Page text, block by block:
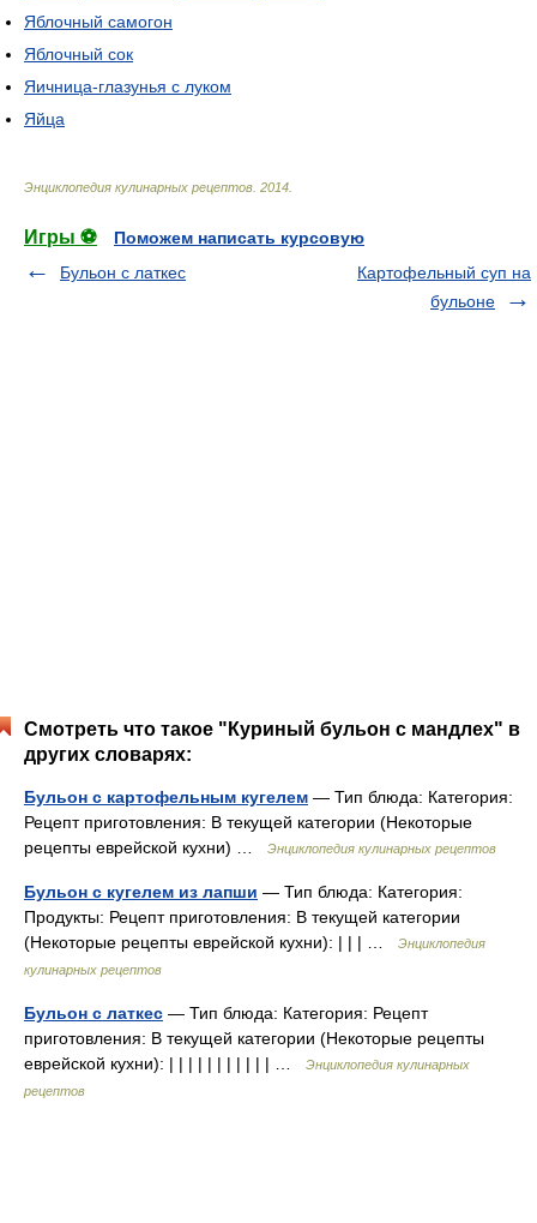
Яблочный самогон
Яблочный сок
Яичница-глазунья с луком
Яйца
Энциклопедия кулинарных рецептов 2014
Игры ⚽
Поможем написать курсовую
Бульон с латкес
Картофельный суп на
бульоне
Смотреть что такое "Куриный бульон с мандлех" в
других словарях:
Бульон с картофельным кугелем — Тип блюда: Категория:
Рецепт приготовления: В текущей категории (Некоторые
рецепты еврейской кухни) …
Энциклопедия кулинарных рецептов
Бульон с кугелем из лапши — Тип блюда: Категория:
Продукты: Рецепт приготовления: В текущей категории
(Некоторые рецепты еврейской кухни): | | | …
Энциклопедия
кулинарных рецептов
Бульон с латкес — Тип блюда: Категория: Рецепт
приготовления: В текущей категории (Некоторые рецепты
еврейской кухни): | | | | | | | | | | | …
Энциклопедия кулинарных
рецептов